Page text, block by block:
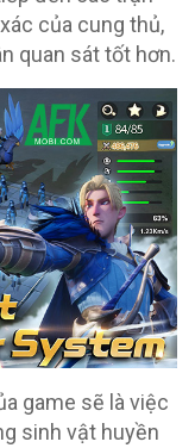
của cung thủ,
quan sát tốt hơn.
game sẽ là việc
sinh vật huyền